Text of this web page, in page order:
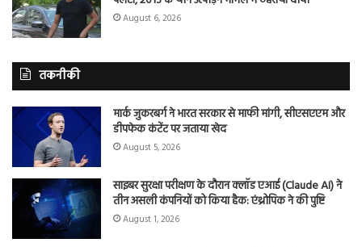
August 6, 2026
तकनीकी
मार्क जुकरबर्ग ने भारत सरकार से माफी मांगी, सीएसएएम और
डीपफेक कंटेंट पर जताया खेद
August 5, 2026
साइबर सुरक्षा परीक्षण के दौरान क्लॉड एआई (Claude AI) ने
तीन असली कंपनियों को किया हैक: एंथ्रोपिक ने की पुष्टि
August 1, 2026